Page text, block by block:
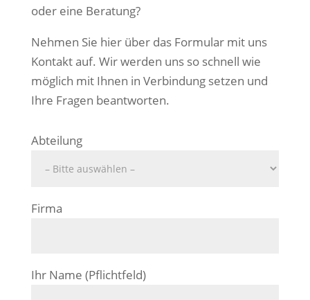
oder eine Beratung?
Nehmen Sie hier über das Formular mit uns
Kontakt auf. Wir werden uns so schnell wie
möglich mit Ihnen in Verbindung setzen und
Ihre Fragen beantworten.
Abteilung
Firma
Ihr Name (Pflichtfeld)